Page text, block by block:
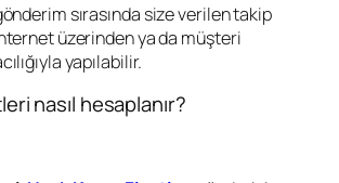
sırasında size verilen takip
üzerinden ya da müşteri
yapılabilir.
nasıl hesaplanır?